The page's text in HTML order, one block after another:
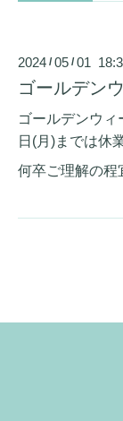
2024 /05 /01
ゴールデン
ゴールデンウ
日(月)までは休
何卒ご理解の程